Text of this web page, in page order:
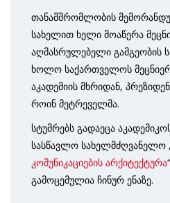
თანამშრომლობის
სახელით ხელი მოაწერა
აღმასრულებელი გამგეობის
ხოლო საქართველოს
აკადემიის მხრიდან,
როინ მეტრეველმა.
სტუმრებს გადაეცა
სასწავლო სახელმძღვანელო
კომუნიკაციების არქიტექტურა
გამოცემულია ჩინურ ენაზე.